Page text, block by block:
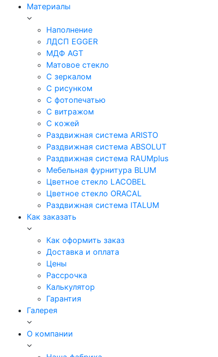
Материалы
Наполнение
ЛДСП EGGER
МДФ AGT
Матовое стекло
С зеркалом
С рисунком
С фотопечатью
С витражом
С кожей
Раздвижная система ARISTO
Раздвижная система ABSOLUT
Раздвижная система RAUMplus
Мебельная фурнитура BLUM
Цветное стекло LACOBEL
Цветное стекло ORACAL
Раздвижная система ITALUM
Как заказать
Как оформить заказ
Доставка и оплата
Цены
Рассрочка
Калькулятор
Гарантия
Галерея
О компании